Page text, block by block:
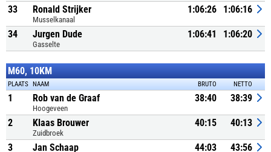
33 Ronald Strijker
Musselkanaal
1:06:26 1:06:16
34 Jurgen Dude
Gasselte
1:06:41 1:06:20
M60, 10KM
PLAATS NAAM BRUTO NETTO
1 Rob van de Graaf
Hoogeveen
38:40 38:39
2 Klaas Brouwer
Zuidbroek
40:15 40:13
3 Jan Schaap 44:03 43:56